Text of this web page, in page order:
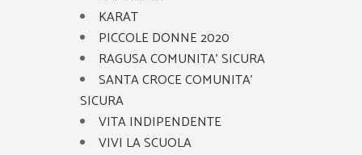
KARAT
PICCOLE DONNE 2020
RAGUSA COMUNITA’ SICURA
SANTA CROCE COMUNITA’
SICURA
VITA INDIPENDENTE
VIVI LA SCUOLA